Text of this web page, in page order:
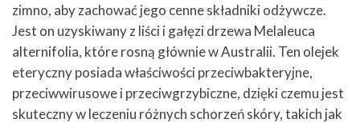
zimno, aby zachować jego cenne składniki odżywcze.
Jest on uzyskiwany z liści i gałęzi drzewa Melaleuca
alternifolia, które rosną głównie w Australii. Ten olejek
eteryczny posiada właściwości przeciwbakteryjne,
przeciwwirusowe i przeciwgrzybiczne, dzięki czemu jest
skuteczny w leczeniu różnych schorzeń skóry, takich jak